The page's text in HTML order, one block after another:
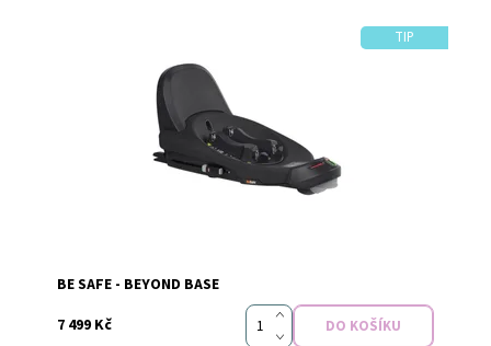
TIP
Značka:
BE SAFE - BEYOND BASE
7 499 Kč